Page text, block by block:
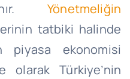
Yönetmeliğin
tatbiki halinde
ekonomisi
olarak Türkiye’nin